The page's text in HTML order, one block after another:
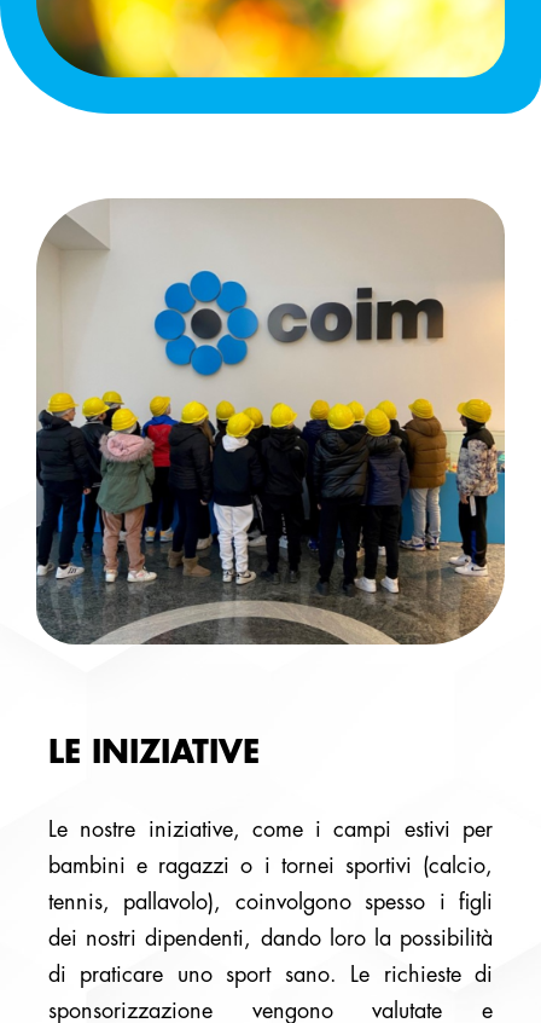
LE INIZIATIVE
Le nostre iniziative, come i campi estivi per
bambini e ragazzi o i tornei sportivi (calcio,
tennis, pallavolo), coinvolgono spesso i figli
dei nostri dipendenti, dando loro la possibilità
di praticare uno sport sano. Le richieste di
sponsorizzazione vengono valutate e